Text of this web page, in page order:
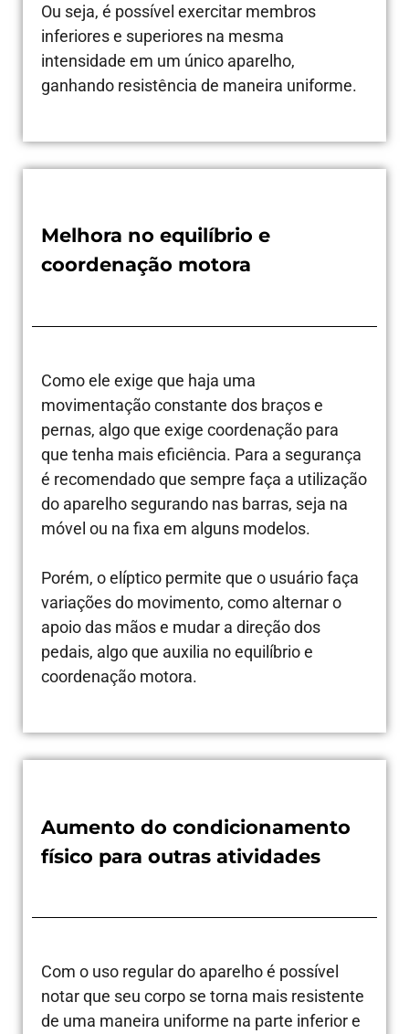
Ou seja, é possível exercitar membros
inferiores e superiores na mesma
intensidade em um único aparelho,
ganhando resistência de maneira uniforme.
Melhora no equilíbrio e
coordenação motora
Como ele exige que haja uma
movimentação constante dos braços e
pernas, algo que exige coordenação para
que tenha mais eficiência. Para a segurança
é recomendado que sempre faça a utilização
do aparelho segurando nas barras, seja na
móvel ou na fixa em alguns modelos.
Porém, o elíptico permite que o usuário faça
variações do movimento, como alternar o
apoio das mãos e mudar a direção dos
pedais, algo que auxilia no equilíbrio e
coordenação motora.
Aumento do condicionamento
físico para outras atividades
Com o uso regular do aparelho é possível
notar que seu corpo se torna mais resistente
de uma maneira uniforme na parte inferior e